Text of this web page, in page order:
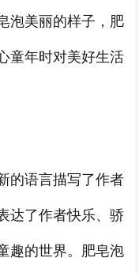
泡美丽的样子，肥
童年时对美好生活
的语言描写了作者
达了作者快乐、骄
趣的世界。肥皂泡